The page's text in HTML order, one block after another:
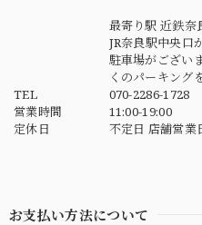
最寄り駅 近鉄奈
JR奈良駅中央口
駐車場がござい
くのパーキング
TEL
070-2286-1728
営業時間
11:00-19:00
定休日
不定日 店舗営業
お支払い方法について